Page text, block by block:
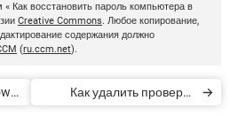
Как восстановить пароль компьютера в
Creative Commons. Любое копирование,
содержания должно
(ru.ccm.net).
Как удалить проверку